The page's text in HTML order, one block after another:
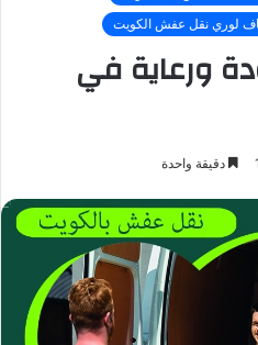
لوري نقل عفش الكويت
ورعاية في
دقيقة واحدة